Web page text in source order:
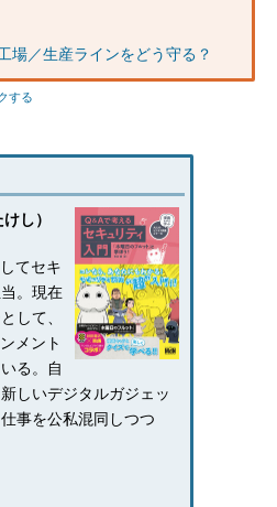
場／生産ラインをどう守る？
する
し）
てセキ
。現在
して、
メント
る。自
しいデジタルガジェッ
事を公私混同しつつ